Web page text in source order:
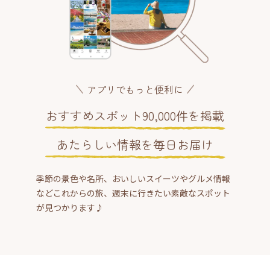
アプリでもっと便利に
おすすめスポット90,000件を掲載
あたらしい情報を毎日お届け
季節の景色や名所、おいしいスイーツやグルメ情報
などこれからの旅、週末に行きたい素敵なスポット
が見つかります♪